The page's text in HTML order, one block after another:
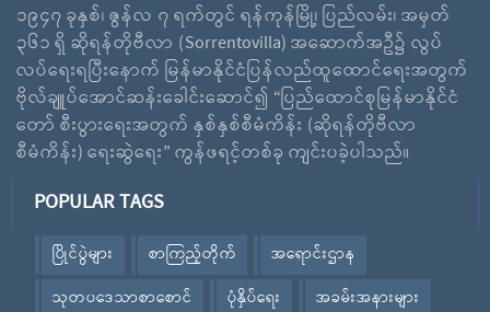
၁၉၄၇ ခုနှစ်၊ ဇွန်လ ၇ ရက်တွင် ရန်ကုန်မြို့၊ ပြည်လမ်း၊ အမှတ်
၃၆၁ ရှိ ဆိုရန်တိုဗီလာ (Sorrentovilla) အဆောက်အဦ၌ လွပ်
လပ်ရေးရပြီးနောက် မြန်မာနိုင်ငံပြန်လည်ထူထောင်ရေးအတွက်
ဗိုလ်ချူပ်အောင်ဆန်းခေါင်းဆောင်၍ “ပြည်ထောင်စုမြန်မာနိုင်ငံ
တော် စီးပွားရေးအတွက် နှစ်နှစ်စီမံကိန်း (ဆိုရန်တိုဗီလာ
စီမံကိန်း) ရေးဆွဲရေး” ကွန်ဖရင့်တစ်ခု ကျင်းပခဲ့ပါသည်။
POPULAR TAGS
ပြိုင်ပွဲများ စာကြည့်တိုက်
အရောင်းဌာန
သုတပဒေသာစာစောင်
ပုံနှိပ်ရေး
အခမ်းအနားများ